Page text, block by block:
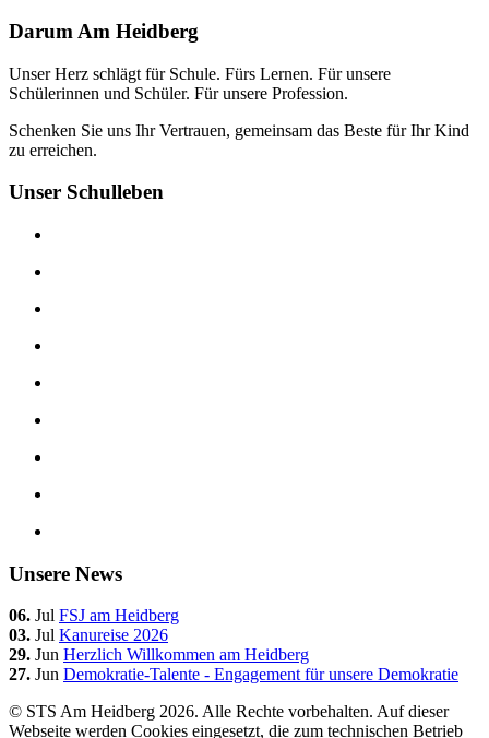
Darum Am Heidberg
Unser Herz schlägt für Schule. Fürs Lernen. Für unsere
Schülerinnen und Schüler. Für unsere Profession.
Schenken Sie uns Ihr Vertrauen, gemeinsam das Beste für Ihr Kind
zu erreichen.
Unser Schulleben
Unsere News
06. Jul FSJ am Heidberg
03. Jul Kanureise 2026
29. Jun Herzlich Willkommen am Heidberg
27. Jun Demokratie-Talente - Engagement für unsere Demokratie
© STS Am Heidberg 2026. Alle Rechte vorbehalten. Auf dieser
Webseite werden Cookies eingesetzt, die zum technischen Betrieb